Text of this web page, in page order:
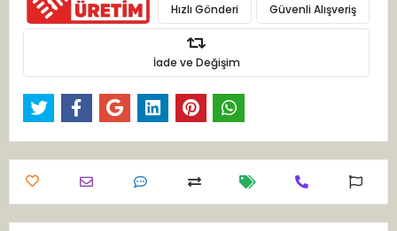
Hızlı Gönderi Güvenli Alışveriş
İade ve Değişim